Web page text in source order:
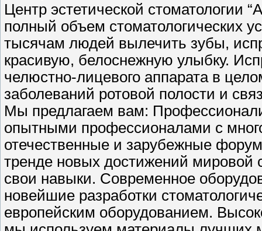
Центр эстетической стоматологии
полный объем стоматологических
тысячам людей вылечить зубы,
красивую, белоснежную улыбку.
челюстно-лицевого аппарата в
заболеваний ротовой полости и
Мы предлагаем вам:
опытными профессионалами с
отечественные и зарубежные
тренде новых достижений мировой
свои навыки. Современное
новейшие разработки
европейским оборудованием.